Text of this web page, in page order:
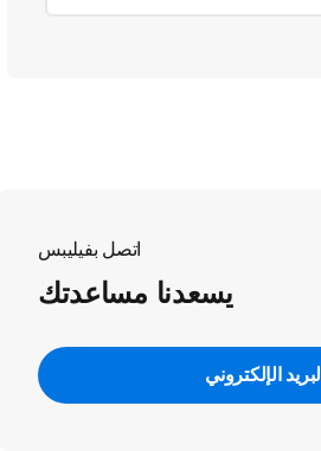
اتصل بفيليبس
يسعدنا مساعدتك
البريد الإلكتروني